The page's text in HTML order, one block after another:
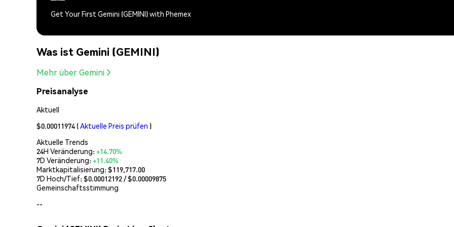
Get Your First Gemini (GEMINI) with Phemex
Was ist Gemini (GEMINI)
Mehr über Gemini
Preisanalyse
Aktuell
$0.00011974 (Aktuelle Preis prüfen )
Aktuelle Trends
24H Veränderung:+14.70%
7D Veränderung:+11.40%
Marktkapitalisierung:$119,717.00
7D Hoch/Tief: $0.00012192/ $0.00009875
Gemeinschaftsstimmung
--